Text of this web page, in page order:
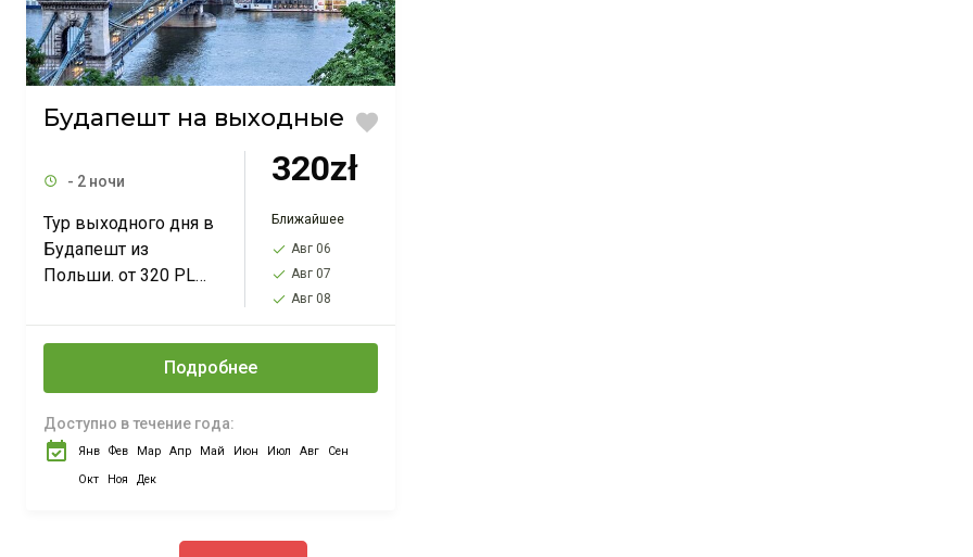
Будапешт на выходные
- 2 ночи
Тур выходного дня в
Будапешт из
Польши. от 320 PLN.
Познани, Лодзи,
Вроцлава, Катовице.
320zł
Ближайшее
Авг 06
Авг 07
Авг 08
Подробнее
Доступно в течение года:
Янв Фев Мар Апр Май Июн Июл Авг
Сен
Окт
Ноя Дек